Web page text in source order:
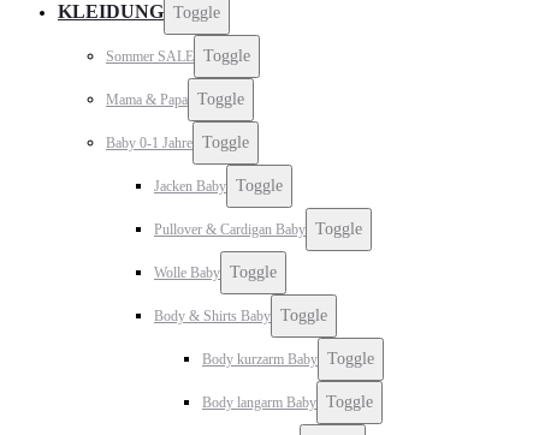
KLEIDUNG Toggle
Sommer SALE Toggle
Mama & Papa Toggle
Baby 0-1 Jahre Toggle
Jacken Baby Toggle
Pullover & Cardigan Baby Toggle
Wolle Baby Toggle
Body & Shirts Baby Toggle
Body kurzarm Baby Toggle
Body langarm Baby Toggle